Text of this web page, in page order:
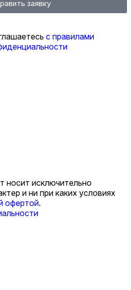
заявку
с правилами
носит исключительно
и ни при каких условиях
офертой.